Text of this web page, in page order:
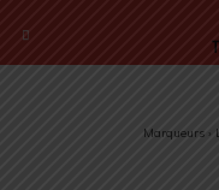
Marqueurs ›